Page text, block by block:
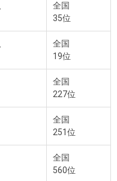
全国
35位
全国
19位
全国
227位
全国
251位
全国
560位